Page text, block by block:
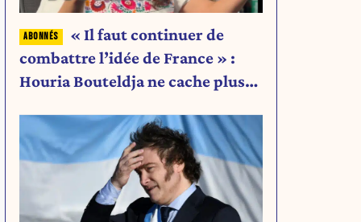
« Il faut continuer de
combattre l’idée de France » :
Houria Bouteldja ne cache plus